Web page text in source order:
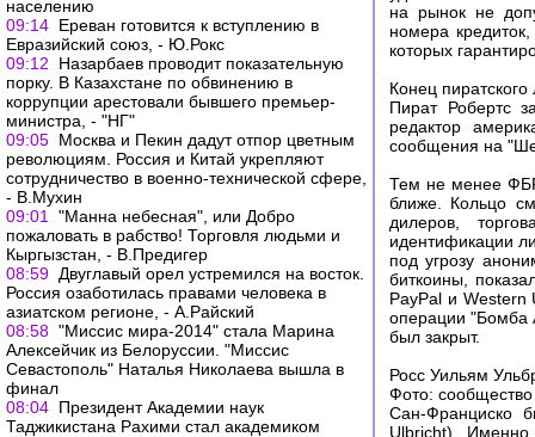
населению
09:14 Ереван готовится к вступлению в
Евразийский союз, - Ю.Рокс
09:12
Назарбаев проводит показательную
порку. В Казахстане по обвинению в
коррупции арестовали бывшего премьер-
министра, - "НГ"
09:05 Москва и Пекин дадут отпор цветным
революциям. Россия и Китай укрепляют
сотрудничество в военно-технической сфере,
- В.Мухин
09:01
"Манна небесная", или Добро
пожаловать в рабство! Торговля людьми и
Кыргызстан, - В.Предигер
08:59 Двуглавый орел устремился на восток.
Россия озаботилась правами человека в
азиатском регионе, - А.Райский
08:58 "Миссис мира-2014" стала Марина
Алексейчик из Белоруссии. "Миссис
Севастополь" Наталья Николаева вышла в
финал
08:04 Президент Академии наук
Таджикистана Рахими стал академиком
на рынок не
номера
которых
Конец пиратского
Пират Робертс
редактор
сообщения на
Тем не менее
ближе. Кольцо
дилеров,
идентификации
под угрозу
биткоины,
PayPal и Western
операции "Бомба
был закрыт.
Росс Уильям
Фото:
Сан-Франциско
Ulbricht).